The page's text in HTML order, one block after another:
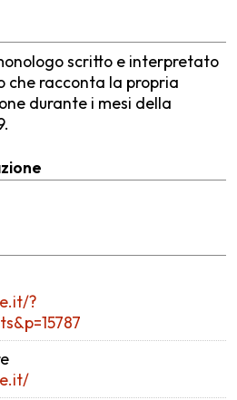
scritto e interpretato
che racconta la propria
durante i mesi della
?